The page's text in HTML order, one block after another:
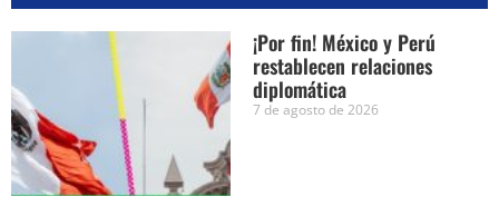
¡Por fin! México y Perú
restablecen relaciones
diplomática
7 de agosto de 2026